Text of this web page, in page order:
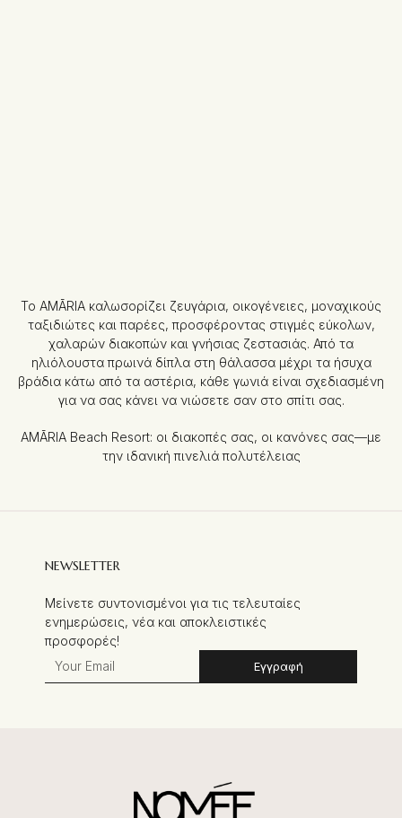
Το AMĀRIA καλωσορίζει ζευγάρια, οικογένειες, μοναχικούς
ταξιδιώτες και παρέες, προσφέροντας στιγμές εύκολων,
χαλαρών διακοπών και γνήσιας ζεστασιάς. Από τα
ηλιόλουστα πρωινά δίπλα στη θάλασσα μέχρι τα ήσυχα
βράδια κάτω από τα αστέρια, κάθε γωνιά είναι σχεδιασμένη
για να σας κάνει να νιώσετε σαν στο σπίτι σας.
AMĀRIA Beach Resort: οι διακοπές σας, οι κανόνες σας—με
την ιδανική πινελιά πολυτέλειας
NEWSLETTER
Μείνετε συντονισμένοι για τις τελευταίες
ενημερώσεις, νέα και αποκλειστικές
προσφορές!
Εγγραφή